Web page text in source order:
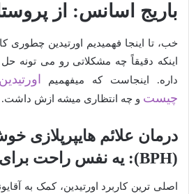
باریج اسانس: از
خب، تا اینجا فهمیدیم اورتیدین چطوری
اینکه دقیقاً چه مشکلاتی رو می تونه
داره. اینجاست که میفهمیم
چیست و چه انتظاری میشه ازش داشت.
درمان علائم هایپرپلازی
(BPH): یه نفس راحت برای آقایون
اصلی ترین کاربرد اورتیدین، کمک به